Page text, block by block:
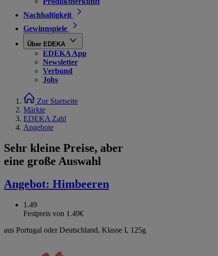
Nachhaltigkeit
Gewinnspiele
Über EDEKA
EDEKA App
Newsletter
Verbund
Jobs
Zur Startseite
Märkte
EDEKA Zahl
Angebote
Sehr kleine Preise, aber
eine große Auswahl
Angebot: Himbeeren
1.49
Festpreis von 1.49€
aus Portugal oder Deutschland, Klasse I, 125g